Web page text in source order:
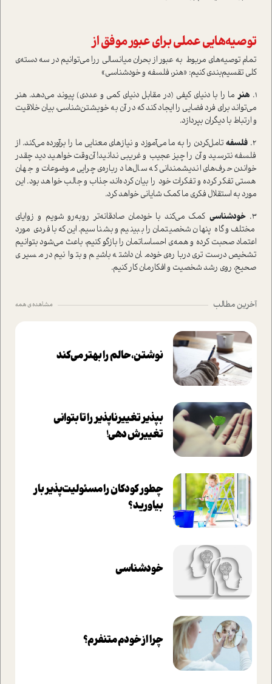
توصیه‌هایی عملی برای عبور موفق از
تمام توصیه‌های مربوط به عبور از بحران میانسالی ررا می‌توانیم در سه دسته‌ی
کلی تقسیم‌بندی کنیم: «هنر، فلسفه و خودشناسی»
1. هنر ما را با دنیای کیفی (در مقابل دنیای کمی و عددی) پیوند می‌دهد. هنر
می‌تواند برای فرد فضایی را ایجاد کند که در آن به خویشتن‌شناسی، بیان خلاقیت
و ارتباط با دیگران بپردازد.
2. فلسفه تامل‌کردن را به ما می‌آموزد و نیاز‌های معنایی ما را برآورده می‌کند. از
فلسفه نترسید و آن را چیز عجیب و غریبی ندانید! آن‌وقت خواهید دید چقدر
خواندن حرف‌های اندیشمندانی که سال‌ها درباره‌ی چرایی موضوعات و جهان
هستی تفکر کرده و تفکرات خود را بیان کرده‌اند، جذاب و جالب خواهد بود. این
مورد به ا‌ستقلال فکری ما کمک شایانی خواهد کرد.
3. خودشناسی کمک می‌کند با خودمان صادقانه‌تر روبه‌رو شویم و زوایای
مختلف و گاه پنهان شخصیتمان را ببینیم و بشناسیم. این‌که با فردی مورد
اعتماد صحبت کرده و همه‌ی احساساتمان را بازگو کنیم، باعث می‌شود بتوانیم
تشخیص درست‌تری درباره‌ی خودمان داشته باشیم و بتوانیم در مسیری
صحیح، روی رشد شخصیت و افکارمان کار کنیم.
آخرین مطالب مشاهده ی همه
نوشتن، حالم را بهتر می‌کند
بپذير تغييرناپذير را تا بتواني
تغييرش دهي!‏
چطور کودکان را مسئولیت‌پذیر بار
بیاورید؟
خودشناسی
چرا از خودم متنفرم؟